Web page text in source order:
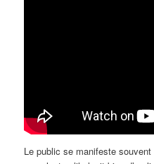
Le public se manifeste souvent